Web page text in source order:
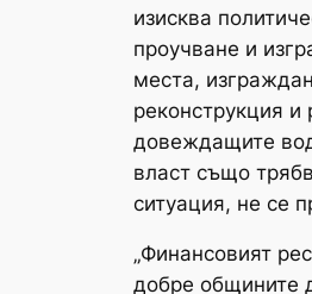
изисква
проучване и
места,
реконструкция
довеждащите
власт също
ситуация, не се
„Финансовият
добре общините